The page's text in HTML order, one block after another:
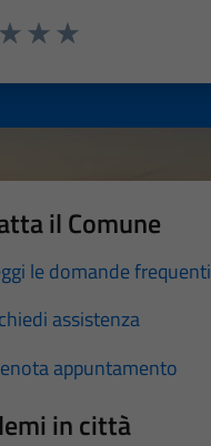
il Comune
le domande frequenti
assistenza
appuntamento
in città